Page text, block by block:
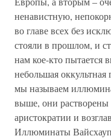
ненавистную,
во главе всех без
стояли в прошлом, и
нам кое-кто пытается
небольшая
мы называем
выше, они растворены
аристократии и
Иллюминаты